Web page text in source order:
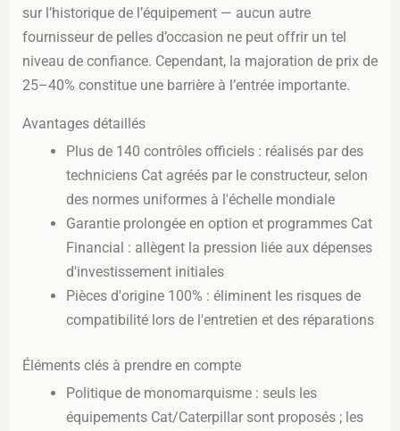
sur l’historique de l’équipement — aucun autre
fournisseur de pelles d’occasion ne peut offrir un tel
niveau de confiance. Cependant, la majoration de prix de
25–40% constitue une barrière à l’entrée importante.
Avantages détaillés
Plus de 140 contrôles officiels : réalisés par des
techniciens Cat agréés par le constructeur, selon
des normes uniformes à l'échelle mondiale
Garantie prolongée en option et programmes Cat
Financial : allègent la pression liée aux dépenses
d'investissement initiales
Pièces d'origine 100% : éliminent les risques de
compatibilité lors de l'entretien et des réparations
Éléments clés à prendre en compte
Politique de monomarquisme : seuls les
équipements Cat/Caterpillar sont proposés ; les